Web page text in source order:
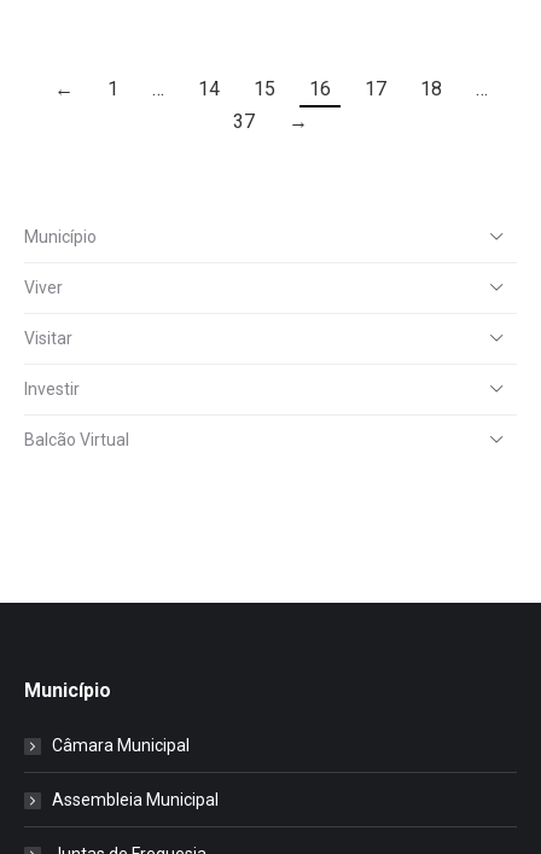
← 1 … 14 15 16 17 18
…
37
→
Município
Viver
Visitar
Investir
Balcão Virtual
Município
Câmara Municipal
Assembleia Municipal